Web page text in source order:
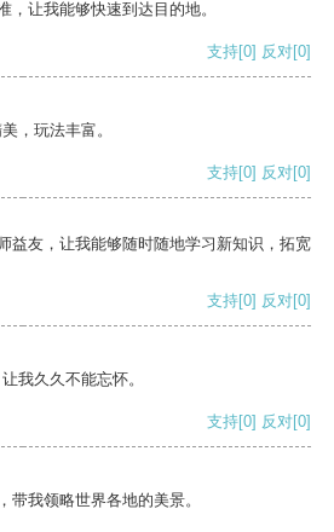
，让我能够快速到达目的地。
支持[0] 反对[0]
，玩法丰富。
支持[0] 反对[0]
益友，让我能够随时随地学习新知识，拓宽
支持[0] 反对[0]
我久久不能忘怀。
支持[0] 反对[0]
带我领略世界各地的美景。